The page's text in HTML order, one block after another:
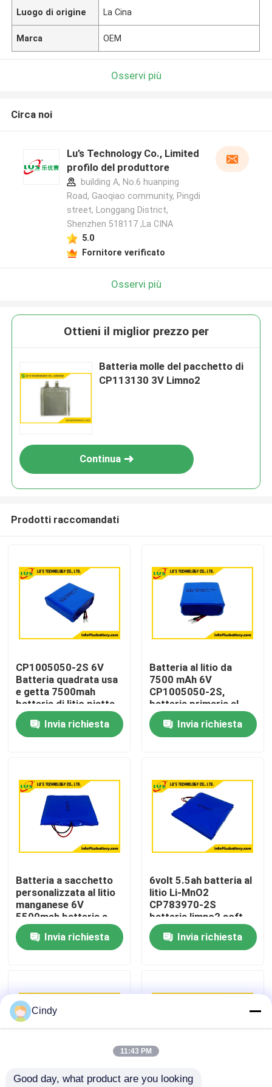
Casa
Circa noi
Giro della fabbrica
Controllo di qualità
Contattici
Casi
Batteria del diossido del manganese del litio
Luogo di origine La Cina
Marca OEM
Osservi più
Circa noi
Lu’s Technology Co., Limited
profilo del produttore
building A, No.6 huanping
Road, Gaoqiao community, Pingdi
street, Longgang District,
Shenzhen 518117 ,La CINA
5.0
Fornitore verificato
Osservi più
Ottieni il miglior prezzo per
Batteria molle del pacchetto di
CP113130 3V Limno2
Continua
Prodotti raccomandati
CP1005050-2S 6V
Batteria quadrata usa
e getta 7500mah
batteria di litio piatta
Personalizzazione
Invia richiesta
Batteria al litio da
7500 mAh 6V
CP1005050-2S,
batteria primaria al
litio personalizzata
Invia richiesta
Batteria a sacchetto
personalizzata al litio
manganese 6V
5500mah batteria a
cella sottile
CP783970-2S
Invia richiesta
6volt 5.5ah batteria al
litio Li-MnO2
CP783970-2S
batteria limno2 soft
pack fabbrica OEM
Invia richiesta
Cindy
11:43 PM
Good day, what product are you looking